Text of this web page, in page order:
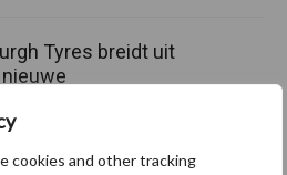
cookies and other tracking
Tyres breidt uit
nieuwe